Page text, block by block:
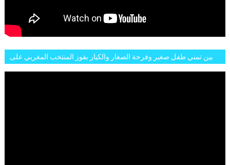
بين تمني طفل صغير وفرحة الصغار والكبار بفوز المنتخب المغربي على